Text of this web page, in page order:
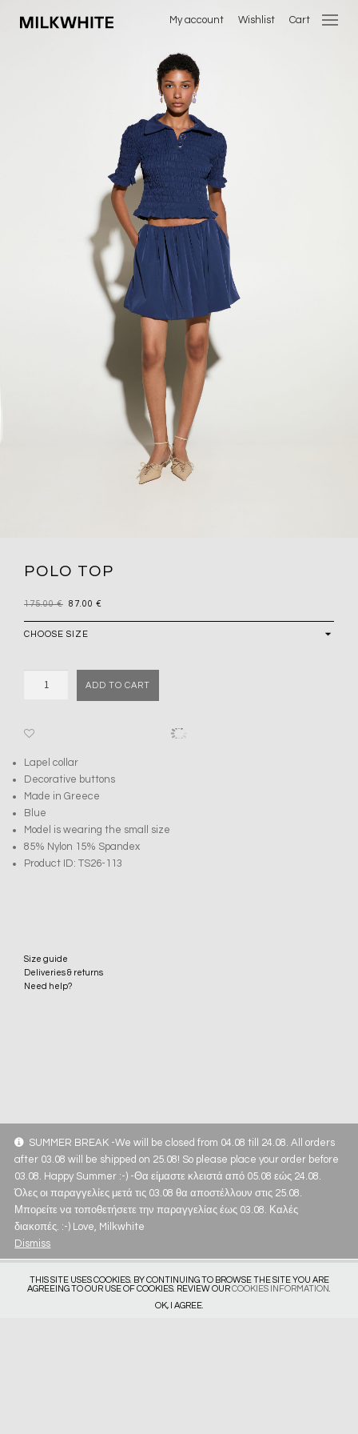
My account Wishlist Cart
POLO TOP
175.00€ 87.00 €
ADD TO CART
Lapel collar
Decorative buttons
Made in Greece
Blue
Model is wearing the small size
85% Nylon 15% Spandex
Product ID: TS26-113
Size guide
Deliveries & returns
Need help?
SUMMER BREAK -We will be closed from 04.08 till 24.08. All orders
after 03.08 will be shipped on 25.08! So please place your order before
03.08. Happy Summer :-) -Θα είμαστε κλειστά από 05.08 εώς 24.08.
Όλες οι παραγγελίες μετά τις 03.08 θα αποστέλλουν στις 25.08.
Μπορείτε να τοποθετήσετε την παραγγελίας έως 03.08. Καλές
διακοπές. :-) Love, Milkwhite
Dismiss
THIS SITE USES COOKIES. BY CONTINUING TO BROWSE THE SITE YOU ARE
AGREEING TO OUR USE OF COOKIES. REVIEW OURCOOKIES INFORMATION
OK, I AGREE.